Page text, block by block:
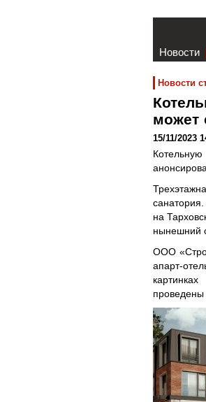
Новости
Новости
может
15/11/2023
на
нынешний
ООО
апарт-
проведены